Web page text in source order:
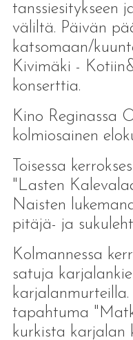
tanssiesitykseen
väliltä. Päivän
katsomaan/
Kivimäki -
konserttia.
Kino Reginassa
kolmiosainen
Toisessa
"Lasten
Naisten
pitäjä- ja
Kolmannessa
satuja
tapahtuma
kurkista karjalan